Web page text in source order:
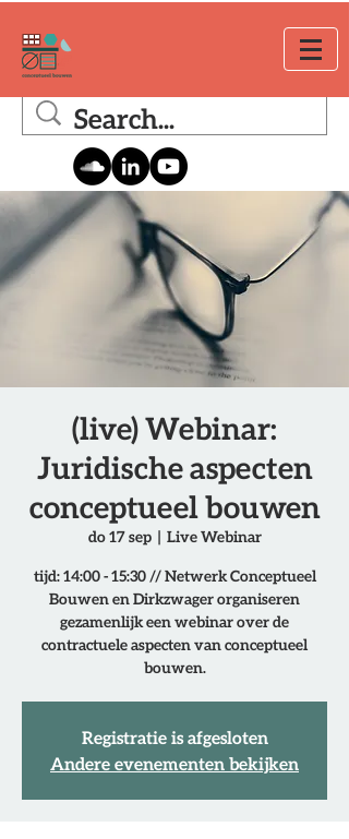
(live) Webinar:
Juridische aspecten
conceptueel bouwen
do 17 sep
  |
Live Webinar
tijd: 14:00 - 15:30 // Netwerk Conceptueel
Bouwen en Dirkzwager organiseren
gezamenlijk een webinar over de
contractuele aspecten van conceptueel
bouwen.
Registratie is afgesloten
Andere evenementen bekijken